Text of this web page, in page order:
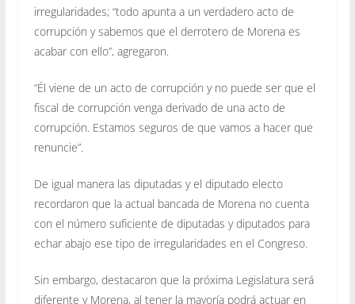
irregularidades; “todo apunta a un verdadero acto de
corrupción y sabemos que el derrotero de Morena es
acabar con ello”, agregaron.
“Él viene de un acto de corrupción y no puede ser que el
fiscal de corrupción venga derivado de una acto de
corrupción. Estamos seguros de que vamos a hacer que
renuncie”.
De igual manera las diputadas y el diputado electo
recordaron que la actual bancada de Morena no cuenta
con el número suficiente de diputadas y diputados para
echar abajo ese tipo de irregularidades en el Congreso.
Sin embargo, destacaron que la próxima Legislatura será
diferente y Morena, al tener la mayoría podrá actuar en